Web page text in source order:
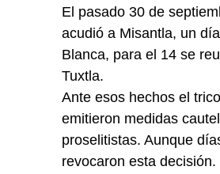
El pasado 30 de
acudió a Misantla, un
Blanca, para el 14 se
Tuxtla.
Ante esos hechos el
emitieron medidas
proselitistas. Aunque
revocaron esta decisión.